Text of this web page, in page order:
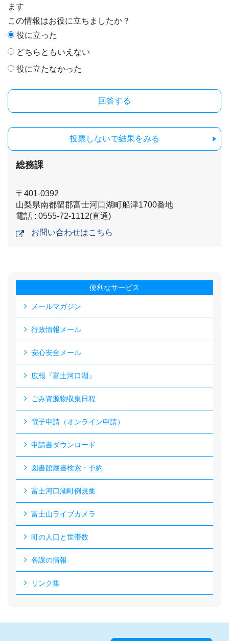
ます
この情報はお役に立ちましたか？
役に立った
どちらともいえない
役に立たなかった
投票しないで結果をみる
総務課
〒401-0392
山梨県南都留郡富士河口湖町船津1700番地
電話 : 0555-72-1112(直通)
お問い合わせはこちら
便利なサービス
メールマガジン
行政情報メール
安心安全メール
広報『富士河口湖』
ごみ資源物収集日程
電子申請（オンライン申請）
申請書ダウンロード
図書館蔵書検索・予約
富士河口湖町例規集
富士山ライブカメラ
町の人口と世帯数
各課の情報
リンク集